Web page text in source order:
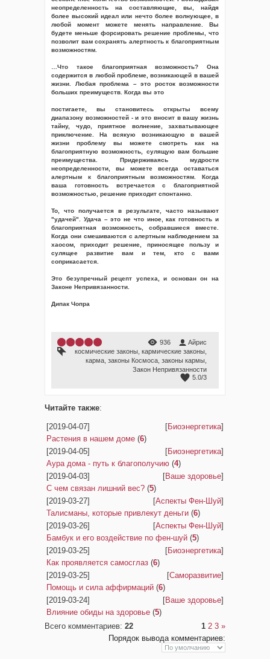
неопределенность на составляющие, вы, найдя
более высокий идеал или нечто более волнующее, в
любой момент можете менять направление. Вы
будете меньше форсировать решение проблемы, что
позволит вам сохранять алертность к благоприятным
возможностям.
…Что такое благоприятная возможность? Она
содержится в любой проблеме, возникающей в вашей
жизни. Любая проблема – это росток возможности
больших преимуществ. Когда вы это
постигаете, вы становитесь открыты всему
диапазону возможностей - и это вносит в вашу жизнь
тайну, чудо, приятное волнение, захватывающее
приключение. На всякую возникающую в вашей
жизни проблему вы можете смотреть как на
благоприятную возможность, сулящую вам большие
преимущества. Придерживаясь мудрости
неопределенности, вы можете всегда оставаться
алертным к благоприятным возможностям. Когда
ваша готовность встречается с благоприятной
возможностью, решение приходит спонтанно.
То, что получается в результате, часто называют
"удачей". Удача – это не что иное, как готовность и
благоприятная возможность, собравшиеся вместе.
Когда они смешиваются с алертным наблюдением за
хаосом, приходит решение, приносящее пользу и
сулящее развитие вам и тем, кто с вами
соприкасается.
Это безупречный рецепт успеха, и основан он на
Законе Непривязанности.
Дипак Чопра
936
Айрис
космические законы кармические законы
карма законы Космоса законы кармы
Закон Непривязанности
5.0/3
Читайте также:
[2019-04-07] [Биоэнергетика]
Растения в нашем доме (6)
[2019-04-05]
[Биоэнергетика]
Аура дома - путь к благополучию (4)
[2019-04-03]
[Ваше здоровье]
С чем связан лишний вес? (5)
[2019-03-27]
[Аспекты Фен-Шуй]
Талисманы, которые привлекут деньги (6)
[2019-03-26]
[Аспекты Фен-Шуй]
Бамбук и его воздействие по фен-шуй (5)
[2019-03-25]
[Биоэнергетика]
Как проявляется самосглаз (6)
[2019-03-25]
[Саморазвитие]
Помощь и сила аффирмаций (6)
[2019-03-24]
[Ваше здоровье]
Влияние обиды на здоровье (5)
Всего комментариев: 22 1 2 3 »
Порядок вывода комментариев: